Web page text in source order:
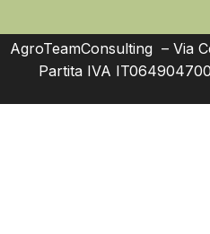
AgroTeamConsulting – Via
Partita IVA